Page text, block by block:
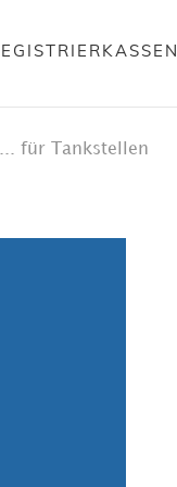
... für Tankstellen